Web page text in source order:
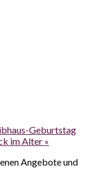
Geburtstag
im Alter »
Angebote und